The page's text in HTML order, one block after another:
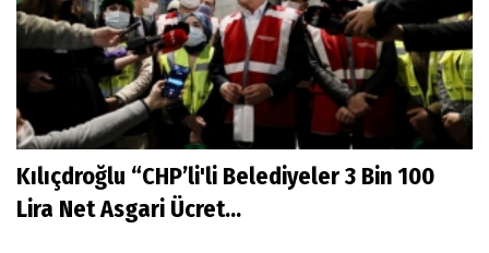
Kılıçdroğlu “CHP’li'li Belediyeler 3 Bin 100
Lira Net Asgari Ücret...